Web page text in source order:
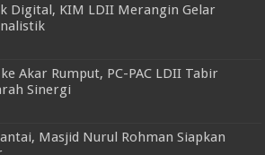
Digital, KIM LDII Merangin Gelar
Akar Rumput, PC-PAC LDII Tabir
Sinergi
Masjid Nurul Rohman Siapkan